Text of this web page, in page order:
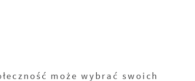
może wybrać swoich